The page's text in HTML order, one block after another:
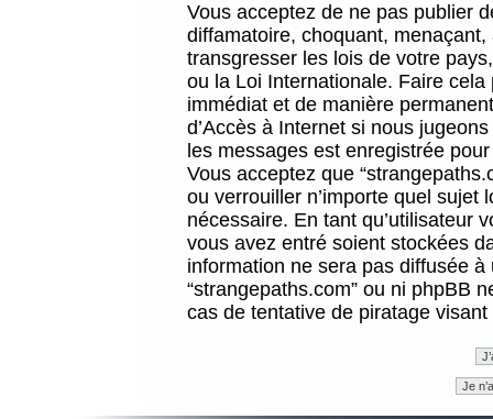
Vous acceptez de ne pas publier
diffamatoire, choquant,
transgresser les lois de votre
ou la Loi Internationale. Faire
immédiat et de manière
d’Accès à Internet si nous
les messages est enregistrée
Vous acceptez que
ou verrouiller n’importe quel sujet
nécessaire. En tant qu’utilisateur
vous avez entré soient stockées
information ne sera pas diffusée
“strangepaths.com” ou ni phpBB
cas de tentative de piratage